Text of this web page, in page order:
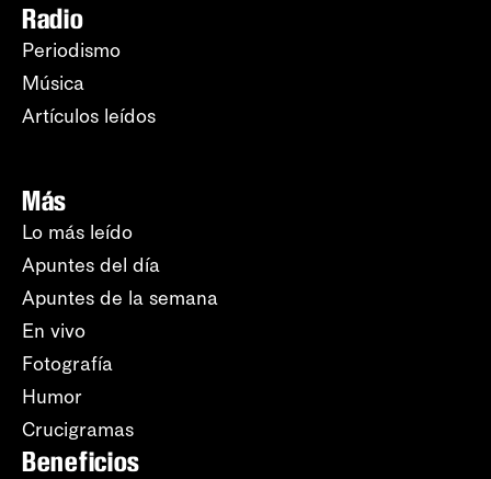
Radio
Periodismo
Música
Artículos leídos
Más
Lo más leído
Apuntes del día
Apuntes de la semana
En vivo
Fotografía
Humor
Crucigramas
Beneficios